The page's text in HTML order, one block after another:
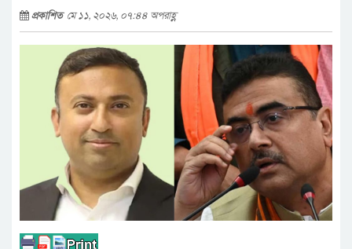
প্রকাশিত মে ১১, ২০২৬, ০৭:৪৪ অপরাহ্ণ